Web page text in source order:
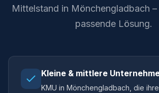
Mittelstand in Mönchengladbach
passende Lösung.
Kleine & mittlere
KMU in Mönchengladbach, die